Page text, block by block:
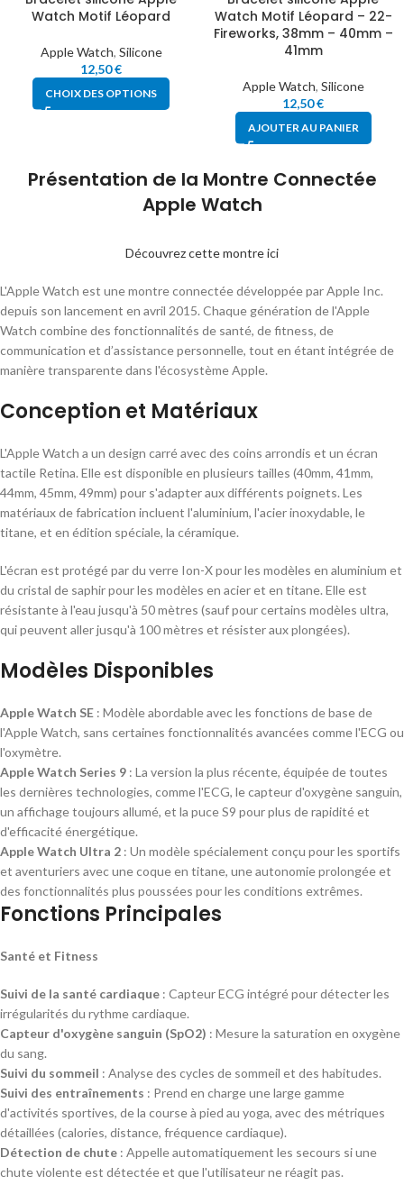
Watch Motif Léopard
Apple Watch, Silicone
12,50€
CHOIX DES OPTIONS
Watch Motif Léopard – 22-
Fireworks, 38mm – 40mm –
41mm
Apple Watch, Silicone
12,50€
AJOUTER AU PANIER
Présentation de la Montre Connectée
Apple Watch
Découvrez cette montre ici
L'Apple Watch est une montre connectée développée par Apple Inc.
depuis son lancement en avril 2015. Chaque génération de l'Apple
Watch combine des fonctionnalités de santé, de fitness, de
communication et d’assistance personnelle, tout en étant intégrée de
manière transparente dans l'écosystème Apple.
Conception et Matériaux
L'Apple Watch a un design carré avec des coins arrondis et un écran
tactile Retina. Elle est disponible en plusieurs tailles (40mm, 41mm,
44mm, 45mm, 49mm) pour s'adapter aux différents poignets. Les
matériaux de fabrication incluent l'aluminium, l'acier inoxydable, le
titane, et en édition spéciale, la céramique.
L'écran est protégé par du verre Ion-X pour les modèles en aluminium et
du cristal de saphir pour les modèles en acier et en titane. Elle est
résistante à l'eau jusqu'à 50 mètres (sauf pour certains modèles ultra,
qui peuvent aller jusqu'à 100 mètres et résister aux plongées).
Modèles Disponibles
Apple Watch SE : Modèle abordable avec les fonctions de base de
l'Apple Watch, sans certaines fonctionnalités avancées comme l'ECG ou
l'oxymètre.
Apple Watch Series 9 : La version la plus récente, équipée de toutes
les dernières technologies, comme l'ECG, le capteur d'oxygène sanguin,
un affichage toujours allumé, et la puce S9 pour plus de rapidité et
d'efficacité énergétique.
Apple Watch Ultra 2 : Un modèle spécialement conçu pour les sportifs
et aventuriers avec une coque en titane, une autonomie prolongée et
des fonctionnalités plus poussées pour les conditions extrêmes.
Fonctions Principales
Santé et Fitness
Suivi de la santé cardiaque : Capteur ECG intégré pour détecter les
irrégularités du rythme cardiaque.
Capteur d'oxygène sanguin (SpO2) : Mesure la saturation en oxygène
du sang.
Suivi du sommeil : Analyse des cycles de sommeil et des habitudes.
Suivi des entraînements : Prend en charge une large gamme
d'activités sportives, de la course à pied au yoga, avec des métriques
détaillées (calories, distance, fréquence cardiaque).
Détection de chute : Appelle automatiquement les secours si une
chute violente est détectée et que l'utilisateur ne réagit pas.